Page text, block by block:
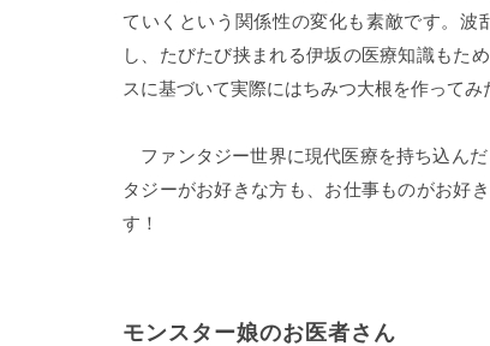
ていくという関係性の変化も素敵です。
し、たびたび挟まれる伊坂の医療知識もた
スに基づいて実際にはちみつ大根を作ってみ
ファンタジー世界に現代医療を持ち込ん
タジーがお好きな方も、お仕事ものがお好
す！
モンスター娘のお医者さん